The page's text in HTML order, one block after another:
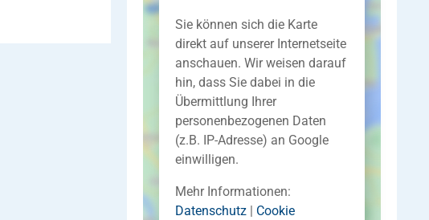
Sie können sich die Karte
direkt auf unserer Internetseite
anschauen. Wir weisen darauf
hin, dass Sie dabei in die
Übermittlung Ihrer
personenbezogenen Daten
(z.B. IP-Adresse) an Google
einwilligen.
Mehr Informationen:
Datenschutz| Cookie